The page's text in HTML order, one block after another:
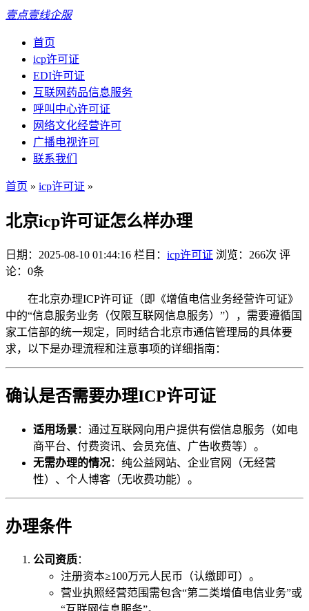
壹点壹线企服
首页
icp许可证
EDI许可证
互联网药品信息服务
呼叫中心许可证
网络文化经营许可
广播电视许可
联系我们
首页 » icp许可证 »
北京icp许可证怎么样办理
日期：2025-08-10 01:44:16 栏目： icp许可证 浏览：266次 评
论：0条
在北京办理ICP许可证（即《增值电信业务经营许可证》
中的“信息服务业务（仅限互联网信息服务）”），需要遵循国
家工信部的统一规定，同时结合北京市通信管理局的具体要
求，以下是办理流程和注意事项的详细指南：
确认是否需要办理ICP许可证
适用场景：通过互联网向用户提供有偿信息服务（如电
商平台、付费资讯、会员充值、广告收费等）。
无需办理的情况：纯公益网站、企业官网（无经营
性）、个人博客（无收费功能）。
办理条件
公司资质：
注册资本≥100万元人民币（认缴即可）。
营业执照经营范围需包含“第二类增值电信业务”或